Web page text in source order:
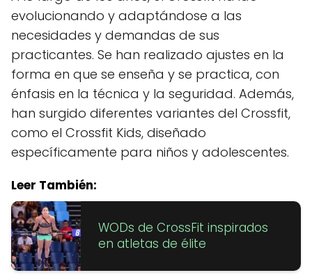
evolucionando y adaptándose a las
necesidades y demandas de sus
practicantes. Se han realizado ajustes en la
forma en que se enseña y se practica, con
énfasis en la técnica y la seguridad. Además,
han surgido diferentes variantes del Crossfit,
como el Crossfit Kids, diseñado
específicamente para niños y adolescentes.
Leer También:
WODs de CrossFit inspirados
en atletas de élite